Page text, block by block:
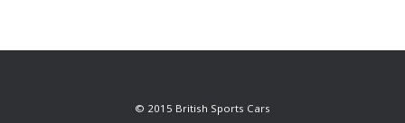
© 2015 British Sports Cars